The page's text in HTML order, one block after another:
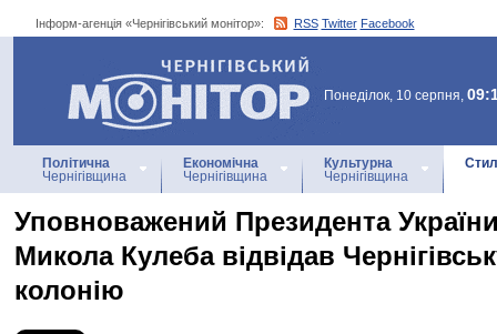
Інформ-агенція «Чернігівський монітор»: RSS Twitter Facebook
Інформ-агенція
«Чернігівський монітор»
Понеділок, 10 серпня,
Політична
Чернігівщина
Економічна
Чернігівщина
Культурна
Чернігівщина
Уповноважений Президента
Микола Кулеба відвідав
колонію